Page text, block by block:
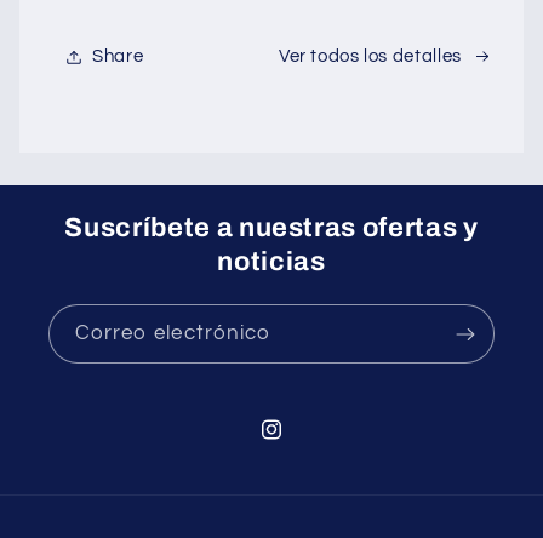
Share Ver todos los detalles
Suscríbete a nuestras ofertas y
noticias
Correo electrónico
Instagram